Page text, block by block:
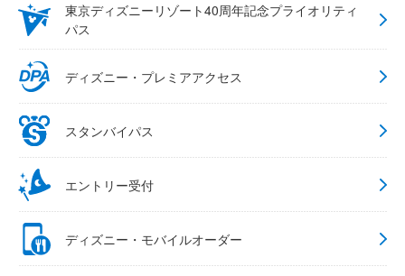
東京ディズニーリゾート40周年記念プライオリティ
パス
ディズニー・プレミアアクセス
スタンバイパス
エントリー受付
ディズニー・モバイルオーダー